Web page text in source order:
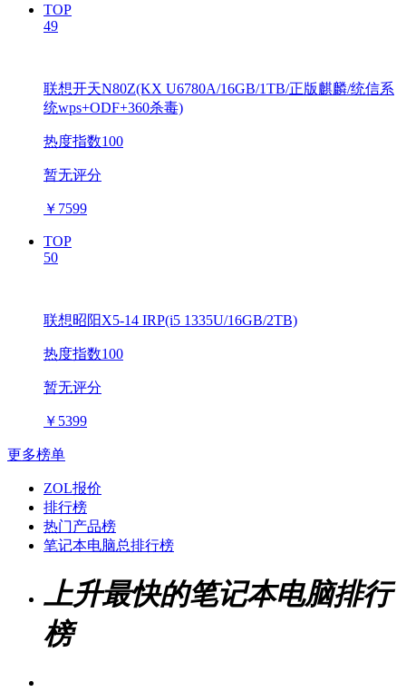
TOP
49
联想开天N80Z(KX U6780A/16GB/1TB/正版麒麟/统信系
统wps+ODF+360杀毒)
热度指数100
暂无评分
￥ 7599
TOP
50
联想昭阳X5-14 IRP(i5 1335U/16GB/2TB)
热度指数100
暂无评分
￥ 5399
更多榜单
ZOL报价
排行榜
热门产品榜
笔记本电脑总排行榜
上升最快的笔记本电脑排行
榜